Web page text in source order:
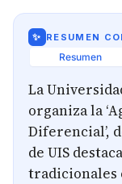
✨ RESUMEN
Resumen
La
organiza la
Diferencial’,
de UIS
tradicionales